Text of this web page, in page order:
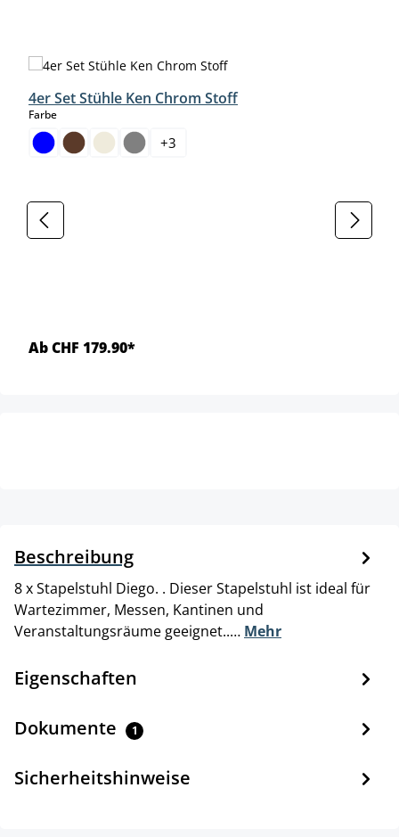
4er Set Stühle Ken Chrom Stoff
Farbeauswählen
+3
Ab CHF 179.90*
Beschreibung
8 x Stapelstuhl Diego. . Dieser Stapelstuhl ist ideal für
Wartezimmer, Messen, Kantinen und
Veranstaltungsräume geeignet..… Mehr
Eigenschaften
Dokumente 1
Sicherheitshinweise